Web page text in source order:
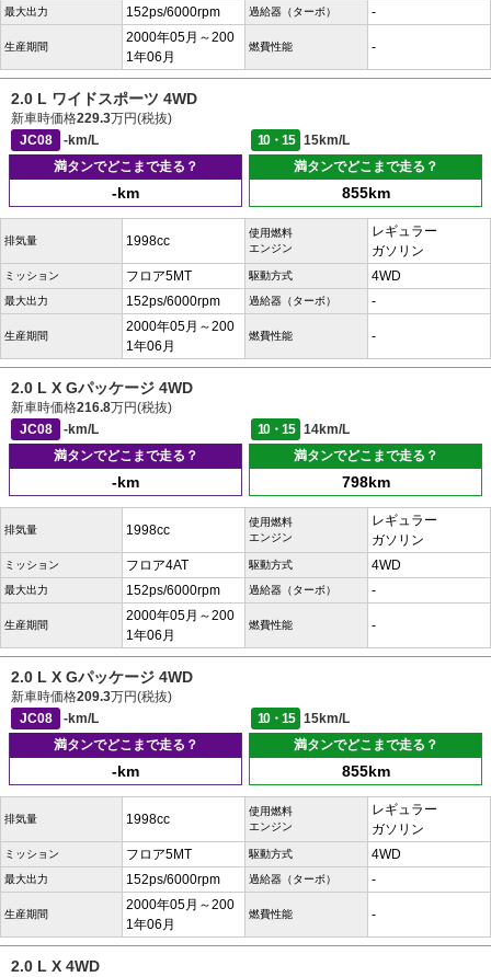
最大出力 152ps/6000rpm 過給器（ターボ） -
生産期間
2000年05月～200
1年06月
燃費性能 -
2.0 L ワイドスポーツ 4WD
新車時価格229.3万円(税抜)
JC08
-km/L 10・15
15km/L
満タンでどこまで走る？
-km
満タンでどこまで走る？
855km
排気量 1998cc
使用燃料
エンジン
レギュラー
ガソリン
ミッション フロア5MT 駆動方式 4WD
最大出力 152ps/6000rpm 過給器（ターボ） -
生産期間
2000年05月～200
1年06月
燃費性能 -
2.0 L X Gパッケージ 4WD
新車時価格216.8万円(税抜)
JC08
-km/L 10・15
14km/L
満タンでどこまで走る？
-km
満タンでどこまで走る？
798km
排気量 1998cc
使用燃料
エンジン
レギュラー
ガソリン
ミッション フロア4AT 駆動方式 4WD
最大出力 152ps/6000rpm 過給器（ターボ） -
生産期間
2000年05月～200
1年06月
燃費性能 -
2.0 L X Gパッケージ 4WD
新車時価格209.3万円(税抜)
JC08
-km/L 10・15
15km/L
満タンでどこまで走る？
-km
満タンでどこまで走る？
855km
排気量 1998cc
使用燃料
エンジン
レギュラー
ガソリン
ミッション フロア5MT 駆動方式 4WD
最大出力 152ps/6000rpm 過給器（ターボ） -
生産期間
2000年05月～200
1年06月
燃費性能 -
2.0 L X 4WD